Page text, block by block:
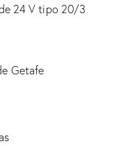
24 V tipo 20/3
Getafe